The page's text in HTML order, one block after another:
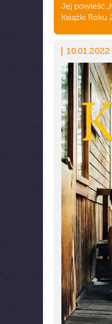
Jej powieść
Książki Roku
10.01.2022